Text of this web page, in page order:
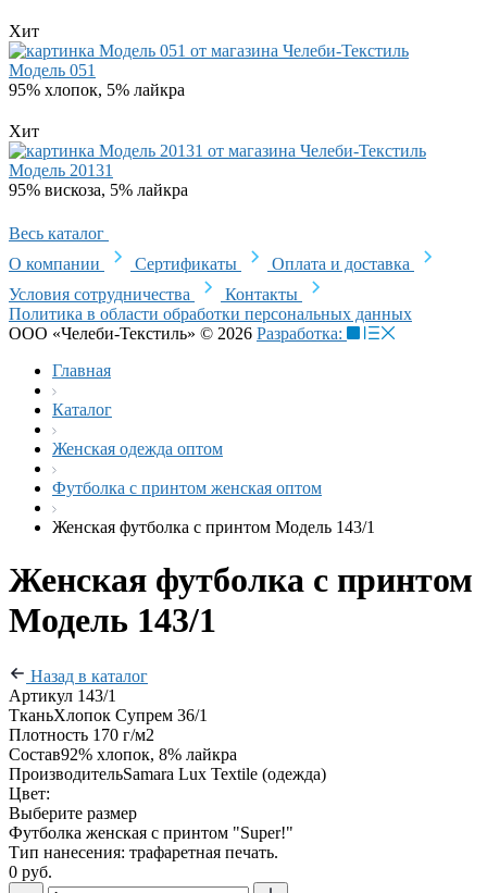
Хит
Модель 051
95% хлопок, 5% лайкра
Хит
Модель 20131
95% вискоза, 5% лайкра
Весь каталог
О компании
Сертификаты
Оплата и доставка
Условия сотрудничества
Контакты
Политика в области обработки персональных данных
ООО «Челеби-Текстиль» © 2026 Разработка:
Главная
Каталог
Женская одежда оптом
Футболка с принтом женская оптом
Женская футболка с принтом Модель 143/1
Женская футболка с принтом
Модель 143/1
Назад в каталог
Артикул 143/1
ТканьХлопок Супрем 36/1
Плотность 170 г/м2
Состав92% хлопок, 8% лайкра
ПроизводительSamara Lux Textile (одежда)
Цвет:
Выберите размер
Футболка женская с принтом "Super!"
Тип нанесения: трафаретная печать.
0 руб.